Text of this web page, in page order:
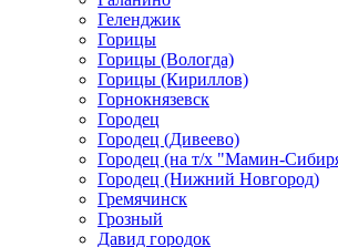
Геленджик
Горицы
Горицы (Вологда)
Горицы (Кириллов)
Горнокнязевск
Городец
Городец (Дивеево)
Городец (на т/х "Мамин-
Городец (Нижний Новгород)
Гремячинск
Грозный
Давид городок